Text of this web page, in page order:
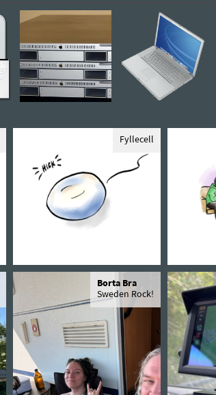
Fyllecell
Borta Bra
Sweden Rock!